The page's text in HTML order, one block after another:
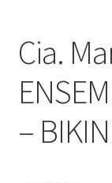
Femme
Homme
Maillot de bain
Cia.
–